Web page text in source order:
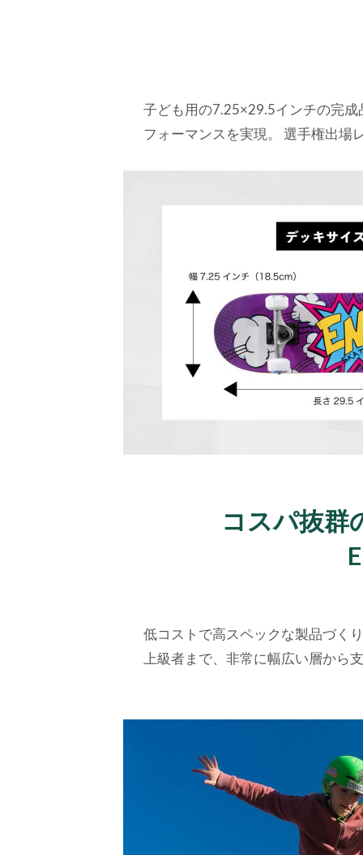
子ども用の7.25×29.5インチの完
フォーマンスを実現。 選手権出場
コスパ抜群
低コストで高スペックな製品づく
上級者まで、非常に幅広い層から